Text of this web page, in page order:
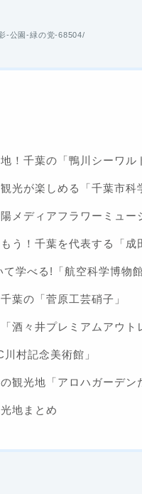
-公園-緑の党-68504/
！千葉の「鴨川シーワル
光が楽しめる「千葉市科
メディアフラワーミュー
う！千葉を代表する「成
学べる!「航空科学博物館
葉の「菅原工芸硝子」
酒々井プレミアムアウト
村記念美術館」
観光地「アロハガーデン
地まとめ